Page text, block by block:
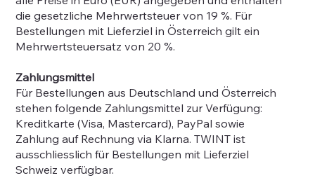
die gesetzliche Mehrwertsteuer von 19 %. Für
Bestellungen mit Lieferziel in Österreich gilt ein
Mehrwertsteuersatz von 20 %.
Zahlungsmittel
Für Bestellungen aus Deutschland und Österreich
stehen folgende Zahlungsmittel zur Verfügung:
Kreditkarte (Visa, Mastercard), PayPal sowie
Zahlung auf Rechnung via Klarna. TWINT ist
ausschliesslich für Bestellungen mit Lieferziel
Schweiz verfügbar.